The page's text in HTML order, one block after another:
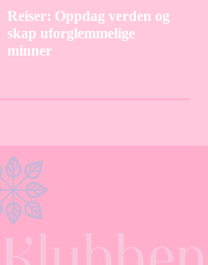
Reiser: Oppdag verden og
skap uforglemmelige
minner